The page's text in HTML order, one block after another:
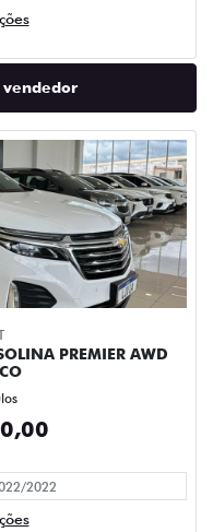
vendedor
PREMIER AWD
2022